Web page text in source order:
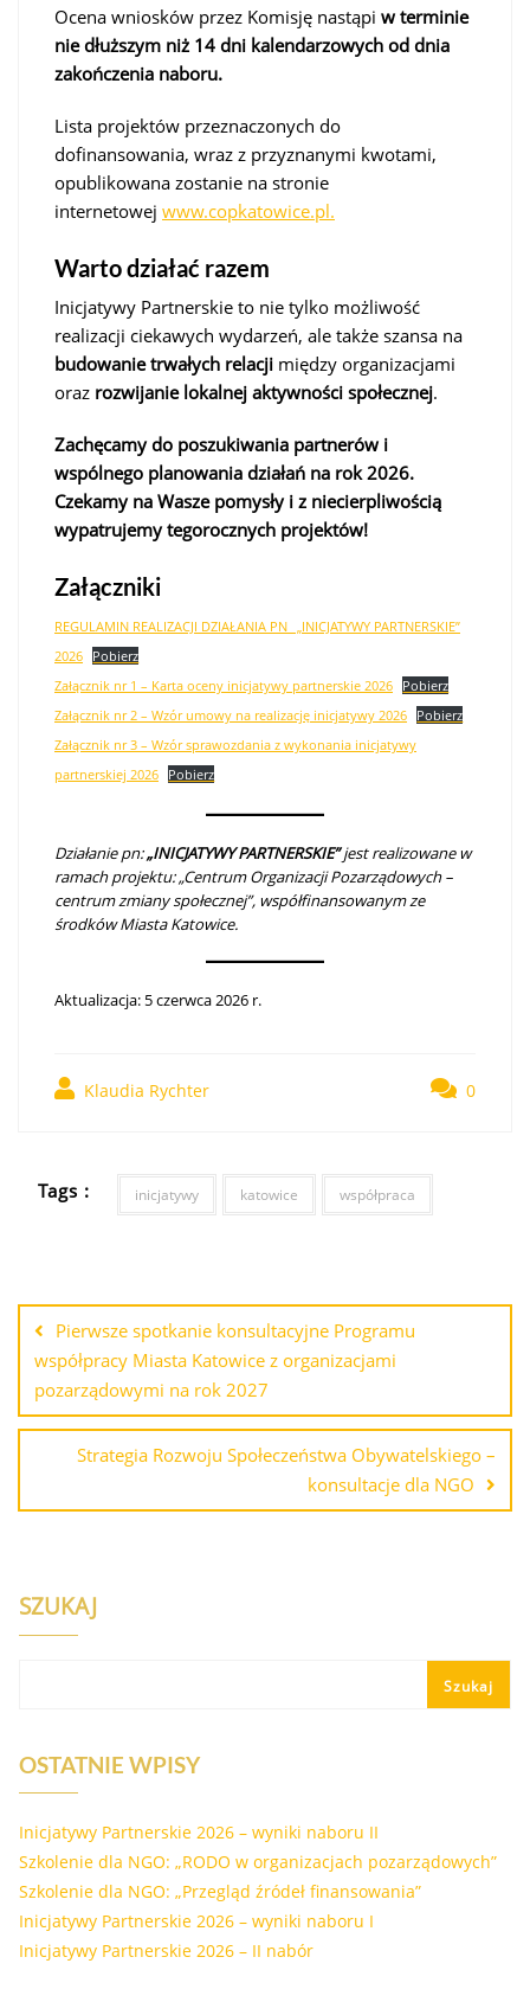
Ocena wniosków przez Komisję nastąpi w terminie
nie dłuższym niż 14 dni kalendarzowych od dnia
zakończenia naboru.
Lista projektów przeznaczonych do
dofinansowania, wraz z przyznanymi kwotami,
opublikowana zostanie na stronie
internetowej www.copkatowice.pl.
Warto działać razem
Inicjatywy Partnerskie to nie tylko możliwość
realizacji ciekawych wydarzeń, ale także szansa na
budowanie trwałych relacji między organizacjami
oraz rozwijanie lokalnej aktywności społecznej.
Zachęcamy do poszukiwania partnerów i
wspólnego planowania działań na rok 2026.
Czekamy na Wasze pomysły i z niecierpliwością
wypatrujemy tegorocznych projektów!
Załączniki
REGULAMIN REALIZACJI DZIAŁANIA PN_ „INICJATYWY PARTNERSKIE”
2026 Pobierz
Załącznik nr 1 – Karta oceny inicjatywy partnerskie 2026 Pobierz
Załącznik nr 2 – Wzór umowy na realizację inicjatywy 2026 Pobierz
Załącznik nr 3 – Wzór sprawozdania z wykonania inicjatywy
partnerskiej 2026 Pobierz
Działanie pn:„INICJATYWY PARTNERSKIE”jest realizowane w
ramach projektu: „Centrum Organizacji Pozarządowych –
centrum zmiany społecznej”, współfinansowanym ze
środków Miasta Katowice.
Aktualizacja: 5 czerwca 2026 r.
Klaudia Rychter 0
Tags : inicjatywy katowice współpraca
Pierwsze spotkanie konsultacyjne Programu
współpracy Miasta Katowice z organizacjami
pozarządowymi na rok 2027
Strategia Rozwoju Społeczeństwa Obywatelskiego –
konsultacje dla NGO
SZUKAJ
Szukaj
OSTATNIE WPISY
Inicjatywy Partnerskie 2026 – wyniki naboru II
Szkolenie dla NGO: „RODO w organizacjach pozarządowych”
Szkolenie dla NGO: „Przegląd źródeł finansowania”
Inicjatywy Partnerskie 2026 – wyniki naboru I
Inicjatywy Partnerskie 2026 – II nabór